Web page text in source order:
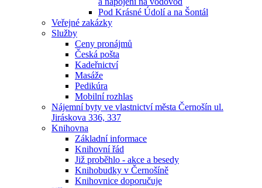
Pod Krásné Údolí a na Šontál
Veřejné zakázky
Služby
Ceny pronájmů
Česká pošta
Kadeřnictví
Masáže
Pedikúra
Mobilní rozhlas
Nájemní byty ve vlastnictví města Černošín ul.
Jiráskova 336, 337
Knihovna
Základní informace
Knihovní řád
Již proběhlo - akce a besedy
Knihobudky v Černošíně
Knihovnice doporučuje